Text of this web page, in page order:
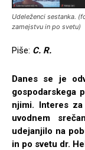
Udeleženci sestanka.
zamejstvu in po svetu)
Piše: C. R.
Danes se je
gospodarskega
njimi. Interes
uvodnem
udejanjilo na
in po svetu dr.